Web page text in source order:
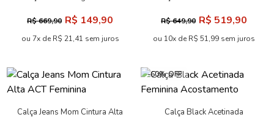
R$ 669,90 R$ 149,90
ou 7x de R$ 21,41 sem juros
R$ 649,90 R$ 519,90
ou 10x de R$ 51,99 sem juros
Calça Jeans Mom Cintura Alta
-60% OFF
Calça Black Acetinada